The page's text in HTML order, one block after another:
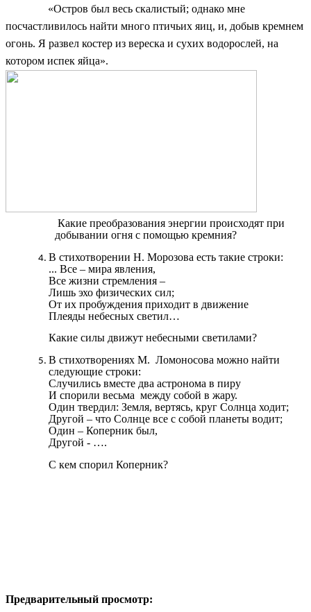
«Остров был весь скалистый; однако мне
посчастливилось найти много птичьих яиц, и, добыв кремнем
огонь. Я развел костер из вереска и сухих водорослей, на
котором испек яйца».
Какие преобразования энергии происходят при
добывании огня с помощью кремния?
В стихотворении Н. Морозова есть такие строки:
... Все – мира явления,
Все жизни стремления –
Лишь эхо физических сил;
От их пробуждения приходит в движение
Плеяды небесных светил…
Какие силы движут небесными светилами?
В стихотворениях М. Ломоносова можно найти
следующие строки:
Случились вместе два астронома в пиру
И спорили весьма между собой в жару.
Один твердил: Земля, вертясь, круг Солнца ходит;
Другой – что Солнце все с собой планеты водит;
Один – Коперник был,
Другой - ….
С кем спорил Коперник?
Предварительный просмотр: